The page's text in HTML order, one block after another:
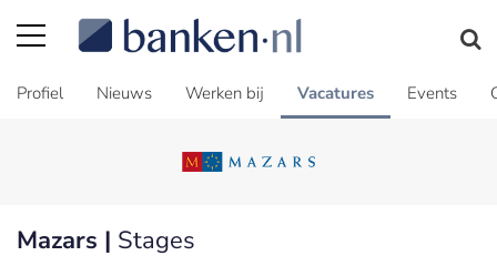
Profiel Nieuws Werken bij Vacatures Events
Mazars | Stages